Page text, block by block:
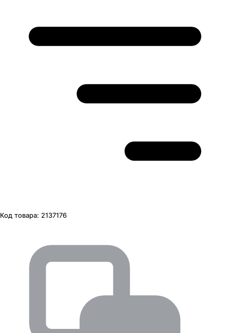
Код товара: 2137176